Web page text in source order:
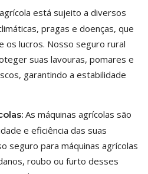
está sujeito a diversos
pragas e doenças, que
os lucros. Nosso seguro rural
suas lavouras, pomares e
garantindo a estabilidade
As máquinas agrícolas são
e eficiência das suas
seguro para máquinas agrícolas
roubo ou furto desses